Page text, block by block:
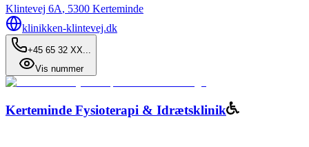
Klintevej 6A, 5300 Kerteminde
klinikken-klintevej.dk
+45 65 32 XX...
Vis nummer
Kerteminde Fysioterapi & Idrætsklinik